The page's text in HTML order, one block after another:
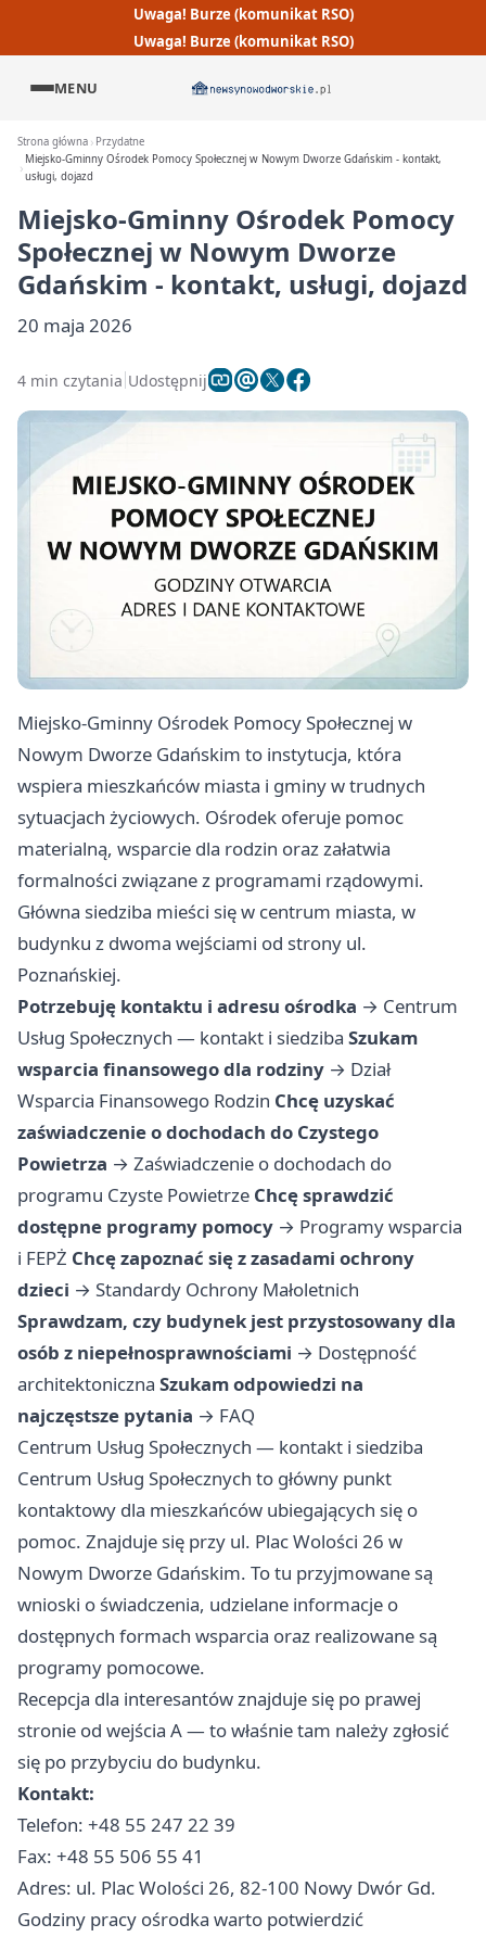
Uwaga! Burze (komunikat RSO)
Uwaga! Burze (komunikat RSO)
MENU
Strona główna
Przydatne
Miejsko-Gminny Ośrodek Pomocy Społecznej w Nowym Dworze Gdańskim - kontakt,
usługi, dojazd
Miejsko-Gminny Ośrodek Pomocy
Społecznej w Nowym Dworze
Gdańskim - kontakt, usługi, dojazd
20 maja 2026
4 min czytania Udostępnij
Miejsko-Gminny Ośrodek Pomocy Społecznej w
Nowym Dworze Gdańskim to instytucja, która
wspiera mieszkańców miasta i gminy w trudnych
sytuacjach życiowych. Ośrodek oferuje pomoc
materialną, wsparcie dla rodzin oraz załatwia
formalności związane z programami rządowymi.
Główna siedziba mieści się w centrum miasta, w
budynku z dwoma wejściami od strony ul.
Poznańskiej.
Potrzebuję kontaktu i adresu ośrodka → Centrum
Usług Społecznych — kontakt i siedziba Szukam
wsparcia finansowego dla rodziny → Dział
Wsparcia Finansowego Rodzin Chcę uzyskać
zaświadczenie o dochodach do Czystego
Powietrza → Zaświadczenie o dochodach do
programu Czyste Powietrze Chcę sprawdzić
dostępne programy pomocy → Programy wsparcia
i FEPŻ Chcę zapoznać się z zasadami ochrony
dzieci → Standardy Ochrony Małoletnich
Sprawdzam, czy budynek jest przystosowany dla
osób z niepełnosprawnościami → Dostępność
architektoniczna Szukam odpowiedzi na
najczęstsze pytania → FAQ
Centrum Usług Społecznych — kontakt i siedziba
Centrum Usług Społecznych to główny punkt
kontaktowy dla mieszkańców ubiegających się o
pomoc. Znajduje się przy ul. Plac Wolości 26 w
Nowym Dworze Gdańskim. To tu przyjmowane są
wnioski o świadczenia, udzielane informacje o
dostępnych formach wsparcia oraz realizowane są
programy pomocowe.
Recepcja dla interesantów znajduje się po prawej
stronie od wejścia A — to właśnie tam należy zgłosić
się po przybyciu do budynku.
Kontakt:
Telefon: +48 55 247 22 39
Fax: +48 55 506 55 41
Adres: ul. Plac Wolości 26, 82-100 Nowy Dwór Gd.
Godziny pracy ośrodka warto potwierdzić